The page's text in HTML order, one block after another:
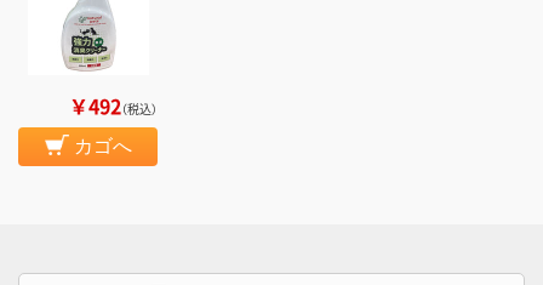
￥492（税込）
カゴへ